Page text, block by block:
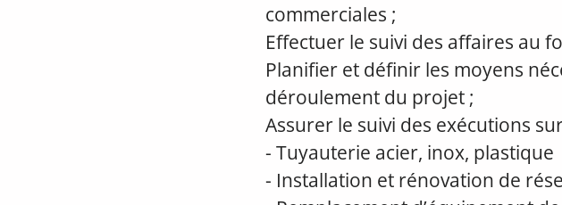
commerciales ;
Effectuer le suivi des affaires au
Planifier et définir les moyens
déroulement du projet ;
Assurer le suivi des exécutions
- Tuyauterie acier, inox, plastique
- Installation et rénovation de